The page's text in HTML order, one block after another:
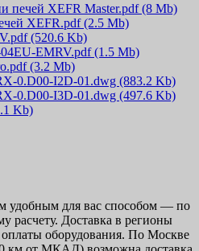
печей XEFR Master.pdf(8 Mb)
XEFR.pdf(2.5 Mb)
(520.6 Kb)
EMRV.pdf(1.5 Mb)
(3.2 Mb)
0.D00-I2D-01.dwg (883.2 Kb)
0.D00-I3D-01.dwg (497.6 Kb)
Kb)
удобным для вас способом — по
расчету. Доставка в регионы
оплаты оборудования. По Москве